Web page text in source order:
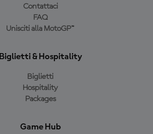
Contattaci
FAQ
Unisciti alla MotoGP™
Biglietti & Hospitality
Biglietti
Hospitality
Packages
Game Hub